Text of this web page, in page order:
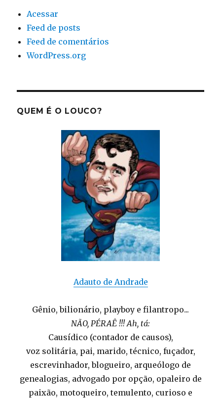
Acessar
Feed de posts
Feed de comentários
WordPress.org
QUEM É O LOUCO?
Adauto de Andrade
Gênio, bilionário, playboy e filantropo...
NÃO, PÉRAÊ !!! Ah, tá:
Causídico (contador de causos),
voz solitária, pai, marido, técnico, fuçador,
escrevinhador, blogueiro, arqueólogo de
genealogias, advogado por opção, opaleiro de
paixão, motoqueiro, temulento, curioso e